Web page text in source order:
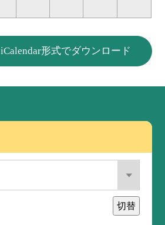
iCalendar形式でダウンロード
切替